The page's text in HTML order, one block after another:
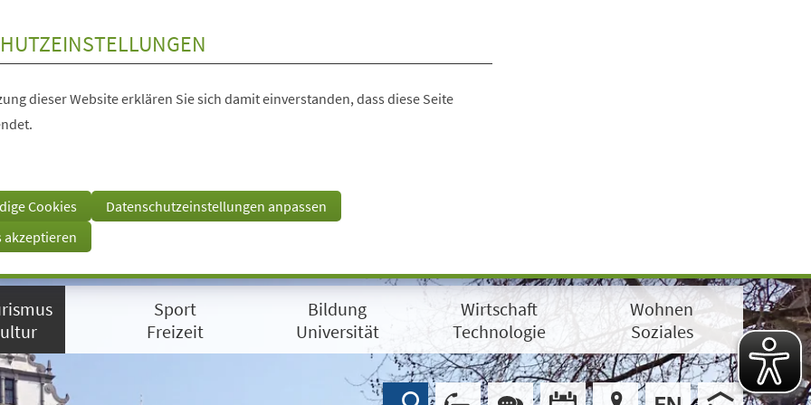
dieser Website erklären Sie sich damit einverstanden, dass diese Seite
Cookies
Datenschutzeinstellungen anpassen
akzeptieren
Sport
Freizeit
Bildung
Universität
Wirtschaft
Technologie
Wohnen
Soziales